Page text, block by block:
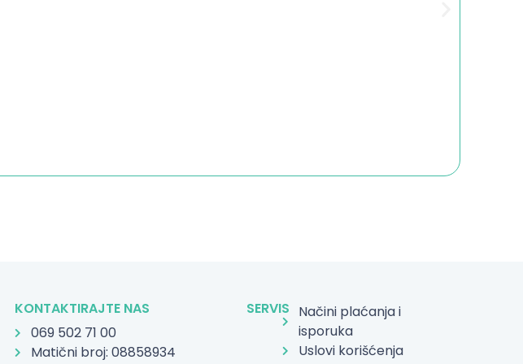
KONTAKTIRAJTE NAS
069 502 71 00
Matični broj: 08858934
SERVIS Načini plaćanja i
isporuka
Uslovi korišćenja